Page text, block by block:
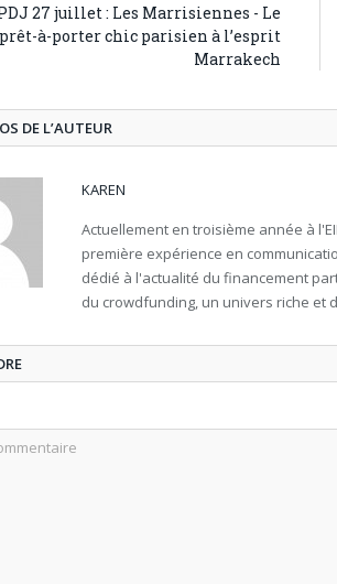
27 juillet : Les Marrisiennes - Le
prêt-à-porter chic parisien à l’esprit
Marrakech
DE L’AUTEUR
KAREN
Actuellement en troisième année à
première expérience en
dédié à l'actualité du financement
du crowdfunding, un univers riche et